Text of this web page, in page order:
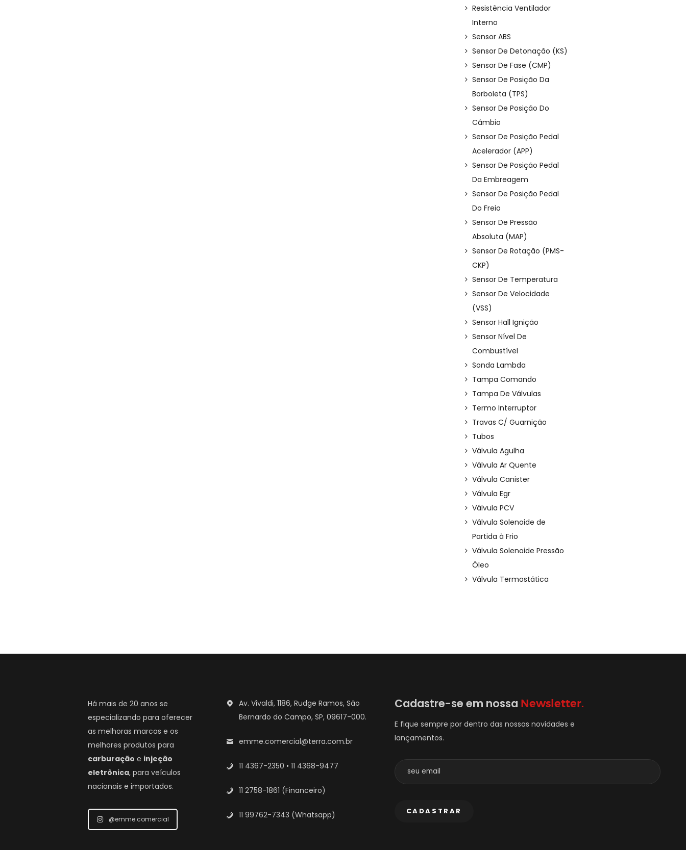
Resistência Ventilador
Interno
Sensor ABS
Sensor De Detonação (KS)
Sensor De Fase (CMP)
Sensor De Posição Da
Borboleta (TPS)
Sensor De Posição Do
Câmbio
Sensor De Posição Pedal
Acelerador (APP)
Sensor De Posição Pedal
Da Embreagem
Sensor De Posição Pedal
Do Freio
Sensor De Pressão
Absoluta (MAP)
Sensor De Rotação (PMS-
CKP)
Sensor De Temperatura
Sensor De Velocidade
(VSS)
Sensor Hall Ignição
Sensor Nível De
Combustível
Sonda Lambda
Tampa Comando
Tampa De Válvulas
Termo Interruptor
Travas C/ Guarnição
Tubos
Válvula Agulha
Válvula Ar Quente
Válvula Canister
Válvula Egr
Válvula PCV
Válvula Solenoide de
Partida à Frio
Válvula Solenoide Pressão
Óleo
Válvula Termostática
Há mais de 20 anos se
especializando para oferecer
as melhoras marcas e os
melhores produtos para
carburação e injeção
eletrônica, para veículos
nacionais e importados.
@emme.comercial
Av. Vivaldi, 1186, Rudge Ramos, São
Bernardo do Campo, SP, 09617-000.
emme.comercial@terra.com.br
11 4367-2350 • 11 4368-9477
11 2758-1861 (Financeiro)
11 99762-7343 (Whatsapp)
Cadastre-se em nossa Newsletter.
E fique sempre por dentro das nossas novidades e
lançamentos.